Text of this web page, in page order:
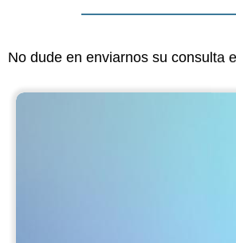
No dude en enviarnos su consulta